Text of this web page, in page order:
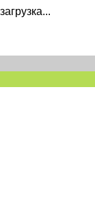
загрузка...